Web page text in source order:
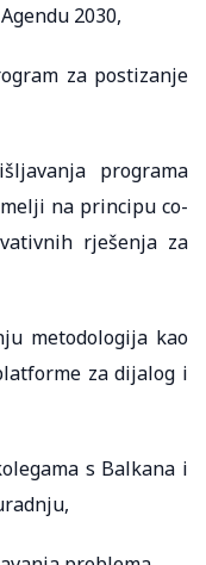
2030,
za postizanje
programa
na principu co-
rješenja za
metodologija kao
za dijalog i
s Balkana i